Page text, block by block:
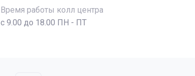
Время работы колл центра
с 9.00 до 18.00 ПН - ПТ